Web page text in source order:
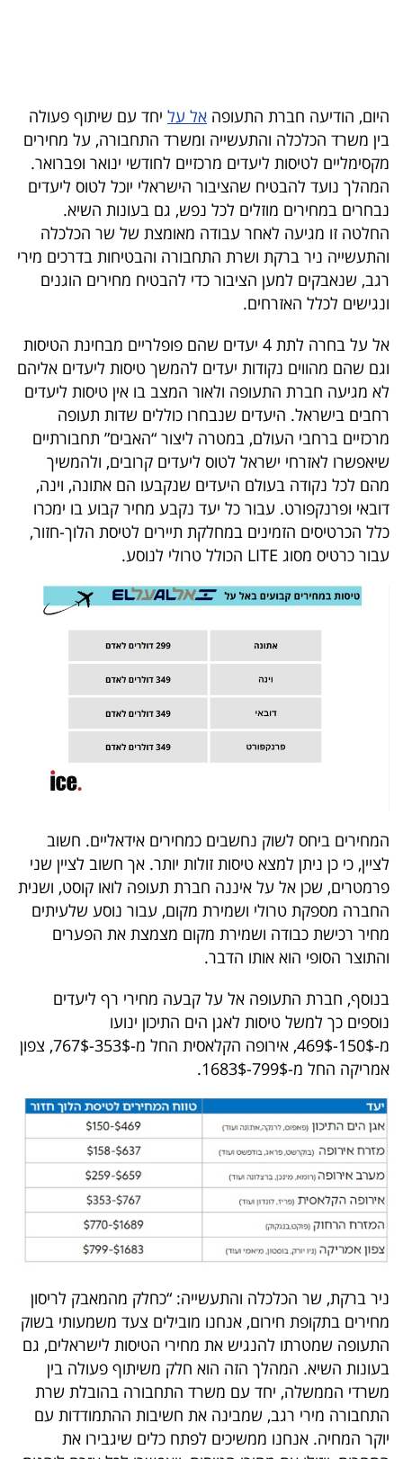
הכלכלי
פודקאסט
40
UNDER
40
שיתופי
פעולה
דרושים
ניוזלטרים
מייל
אדום
היום, הודיעה חברת התעופה אל על יחד עם שיתוף פעולה
בין משרד הכלכלה והתעשייה ומשרד התחבורה, על מחירים
מקסימליים לטיסות ליעדים מרכזיים לחודשי ינואר ופברואר.
המהלך נועד להבטיח שהציבור הישראלי יוכל לטוס ליעדים
נבחרים במחירים מוזלים לכל נפש, גם בעונות השיא.
החלטה זו מגיעה לאחר עבודה מאומצת של שר הכלכלה
והתעשייה ניר ברקת ושרת התחבורה והבטיחות בדרכים מירי
רגב, שנאבקים למען הציבור כדי להבטיח מחירים הוגנים
ונגישים לכלל האזרחים.
אל על בחרה לתת 4 יעדים שהם פופלריים מבחינת הטיסות
וגם שהם מהווים נקודות יעדים להמשך טיסות ליעדים אליהם
לא מגיעה חברת התעופה ולאור המצב בו אין טיסות ליעדים
רחבים בישראל. היעדים שנבחרו כוללים שדות תעופה
מרכזיים ברחבי העולם, במטרה ליצור “האבים” תחבורתיים
שיאפשרו לאזרחי ישראל לטוס ליעדים קרובים, ולהמשיך
מהם לכל נקודה בעולם היעדים שנקבעו הם אתונה, וינה,
דובאי ופרנקפורט. עבור כל יעד נקבע מחיר קבוע בו ימכרו
כלל הכרטיסים הזמינים במחלקת תיירים לטיסת הלוך-חזור,
עבור כרטיס מסוג LITE הכולל טרולי לנוסע.
המחירים ביחס לשוק נחשבים כמחירים אידאליים. חשוב
לציין, כי כן ניתן למצא טיסות זולות יותר. אך חשוב לציין שני
פרמטרים, שכן אל על איננה חברת תעופה לואו קוסט, ושנית
החברה מספקת טרולי ושמירת מקום, עבור נוסע שלעיתים
מחיר רכישת כבודה ושמירת מקום מצמצת את הפערים
והתוצר הסופי הוא אותו הדבר.
בנוסף, חברת התעופה אל על קבעה מחירי רף ליעדים
נוספים כך למשל טיסות לאגן הים התיכון ינועו
מ-150$-469$, אירופה הקלאסית החל מ-353$-767$, צפון
אמריקה החל מ-799$-1683$.
ניר ברקת, שר הכלכלה והתעשייה: “כחלק מהמאבק לריסון
מחירים בתקופת חירום, אנחנו מובילים צעד משמעותי בשוק
התעופה שמטרתו להנגיש את מחירי הטיסות לישראלים, גם
בעונות השיא. המהלך הזה הוא חלק משיתוף פעולה בין
משרדי הממשלה, יחד עם משרד התחבורה בהובלת שרת
התחבורה מירי רגב, שמבינה את חשיבות ההתמודדות עם
יוקר המחיה. אנחנו ממשיכים לפתח כלים שיגבירו את